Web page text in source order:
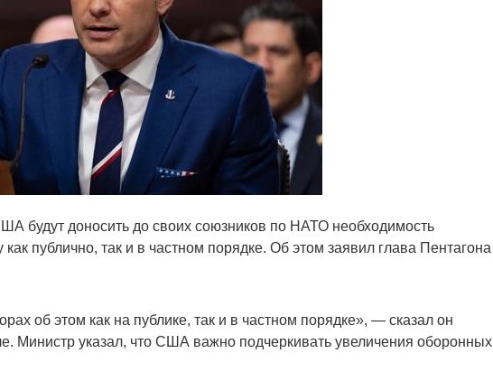
будут доносить до своих союзников по НАТО необходимость
публично, так и в частном порядке. Об этом заявил глава Пентагона
об этом как на публике, так и в частном порядке», — сказал он
Министр указал, что США важно подчеркивать увеличения оборонных